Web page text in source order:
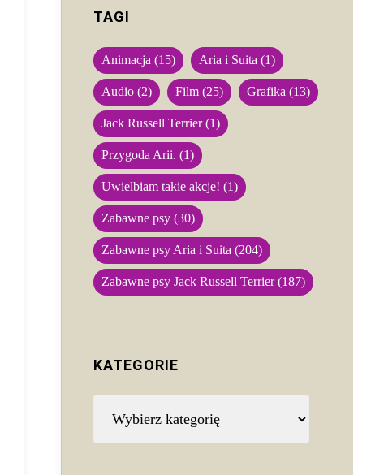
TAGI
Animacja (15) Aria i Suita (1)
Audio (2) Film (25) Grafika (13)
Jack Russell Terrier(1)
Przygoda Arii. (1)
Uwielbiam takie akcje! (1)
Zabawne psy (30)
Zabawne psy Aria i Suita (204)
Zabawne psy Jack Russell Terrier(187)
KATEGORIE